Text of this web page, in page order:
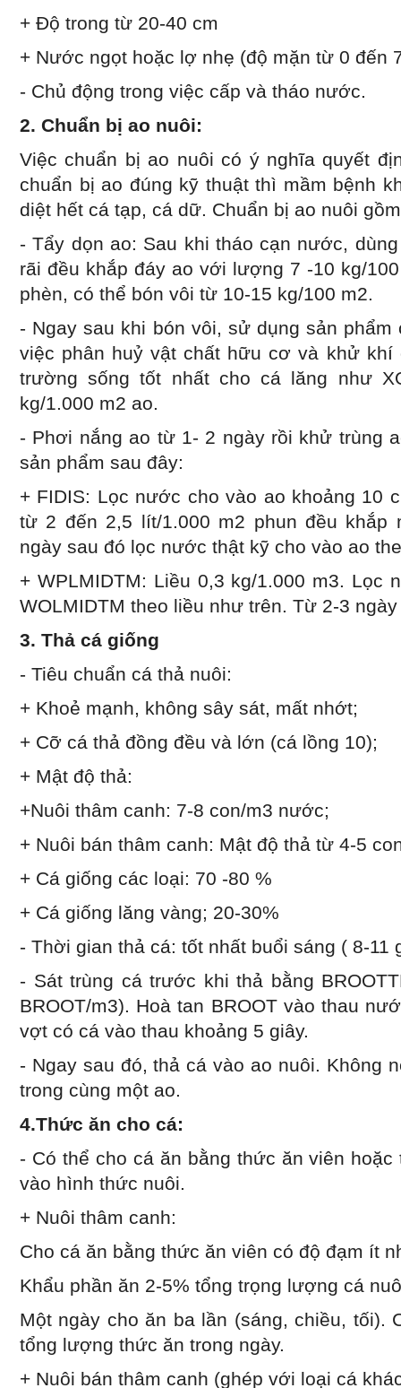
+ Độ trong từ 20-40 cm
+ Nước ngọt hoặc lợ nhẹ (độ mặn từ 0 đến
- Chủ động trong việc cấp và tháo nước.
2. Chuẩn bị ao nuôi:
Việc chuẩn bị ao nuôi có ý nghĩa quyết
chuẩn bị ao đúng kỹ thuật thì mầm bệnh
diệt hết cá tạp, cá dữ. Chuẩn bị ao nuôi
- Tẩy dọn ao: Sau khi tháo cạn nước,
rãi đều khắp đáy ao với lượng 7 -10 kg/
phèn, có thể bón vôi từ 10-15 kg/100 m2.
- Ngay sau khi bón vôi, sử dụng sản phẩm
việc phân huỷ vật chất hữu cơ và khử
trường sống tốt nhất cho cá lăng như
kg/1.000 m2 ao.
- Phơi nắng ao từ 1- 2 ngày rồi khử trùng
sản phẩm sau đây:
+ FIDIS: Lọc nước cho vào ao khoảng 10
từ 2 đến 2,5 lít/1.000 m2 phun đều
ngày sau đó lọc nước thật kỹ cho vào ao
+ WPLMIDTM: Liều 0,3 kg/1.000 m3. Lọc
WOLMIDTM theo liều như trên. Từ 2-3
3. Thả cá giống
- Tiêu chuẩn cá thả nuôi:
+ Khoẻ mạnh, không sây sát, mất nhớt;
+ Cỡ cá thả đồng đều và lớn (cá lồng 10);
+ Mật độ thả:
+Nuôi thâm canh: 7-8 con/m3 nước;
+ Nuôi bán thâm canh: Mật độ thả từ 4-5
+ Cá giống các loại: 70 -80 %
+ Cá giống lăng vàng; 20-30%
- Thời gian thả cá: tốt nhất buổi sáng ( 8-11
- Sát trùng cá trước khi thả bằng
BROOT/m3). Hoà tan BROOT vào thau
vợt có cá vào thau khoảng 5 giây.
- Ngay sau đó, thả cá vào ao nuôi. Không
trong cùng một ao.
4.Thức ăn cho cá:
- Có thể cho cá ăn bằng thức ăn viên
vào hình thức nuôi.
+ Nuôi thâm canh:
Cho cá ăn bằng thức ăn viên có độ đạm ít
Khẩu phần ăn 2-5% tổng trọng lượng cá
Một ngày cho ăn ba lần (sáng, chiều, tối).
tổng lượng thức ăn trong ngày.
+ Nuôi bán thâm canh (ghép với loại cá